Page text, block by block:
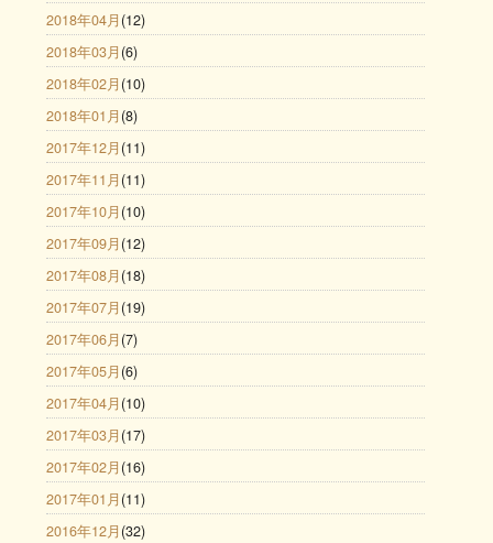
2018年04月 (12)
2018年03月 (6)
2018年02月 (10)
2018年01月 (8)
2017年12月 (11)
2017年11月 (11)
2017年10月 (10)
2017年09月 (12)
2017年08月 (18)
2017年07月 (19)
2017年06月 (7)
2017年05月 (6)
2017年04月 (10)
2017年03月 (17)
2017年02月 (16)
2017年01月 (11)
2016年12月 (32)